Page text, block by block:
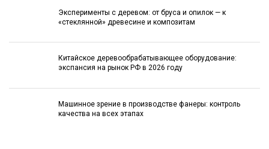
Эксперименты с деревом: от бруса и опилок — к
«стеклянной» древесине и композитам
Китайское деревообрабатывающее оборудование:
экспансия на рынок РФ в 2026 году
Машинное зрение в производстве фанеры: контроль
качества на всех этапах